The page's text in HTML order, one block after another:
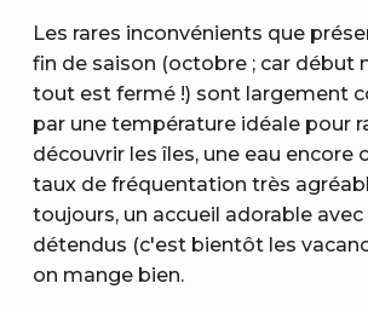
Les rares inconvénients que
fin de saison (octobre ; car début
tout est fermé !) sont largement
par une température idéale pour
découvrir les îles, une eau encore
taux de fréquentation très
toujours, un accueil adorable
détendus (c'est bientôt les
on mange bien.